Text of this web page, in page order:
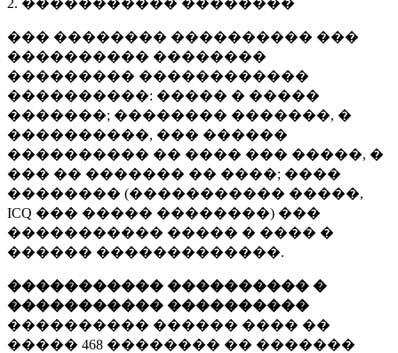
2. ����������� ��������
��� �������� ���������� ���
���������� ��������
��������� ������������
����������: ����� � �����
�������; �������� �������, �
����������, ��� ������
���������� �� ���� ��� �����, �
��� �� ������� �� ����; ����
�������� (����������� �����,
ICQ ��� ����� ��������) ���
����������� ����� � ���� �
������ �������������.
����������� ���������� �
����������� ����������
���������� ������ ���� ��
����� 468 �������� �� �������